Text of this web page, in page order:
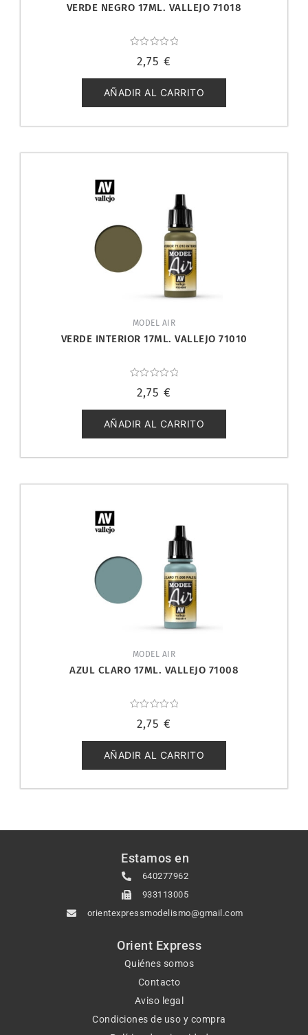
VERDE NEGRO 17ML. VALLEJO 71018
con
de
5
2,75 €
AÑADIR AL CARRITO
MODEL AIR
VERDE INTERIOR 17ML. VALLEJO 71010
con
de
5
2,75 €
AÑADIR AL CARRITO
MODEL AIR
AZUL CLARO 17ML. VALLEJO 71008
con
de
5
2,75 €
AÑADIR AL CARRITO
Estamos en
640277962
933113005
orientexpressmodelismo@gmail.com
Orient Express
Quiénes somos
Contacto
Aviso legal
Condiciones de uso y compra